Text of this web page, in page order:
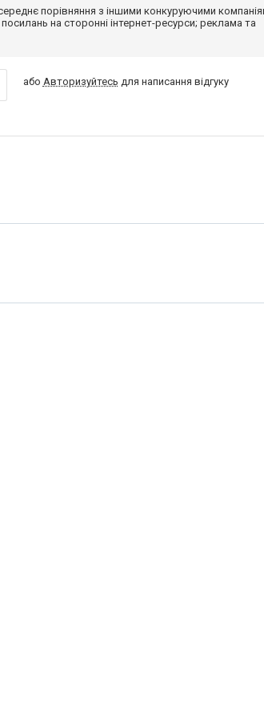
порівняння з іншими конкуруючими
на сторонні інтернет-ресурси; реклама та
або Авторизуйтесь для написання відгуку